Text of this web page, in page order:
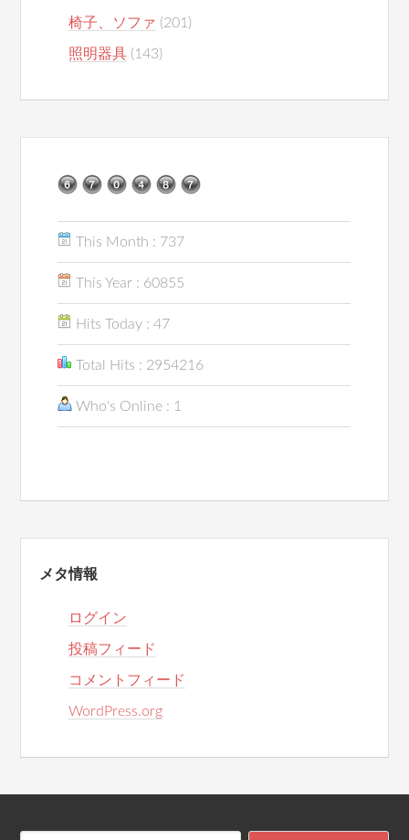
椅子、ソファ (201)
照明器具 (143)
This Month : 737
This Year : 60855
Hits Today : 47
Total Hits : 2954216
Who's Online : 1
メタ情報
ログイン
投稿フィード
コメントフィード
WordPress.org